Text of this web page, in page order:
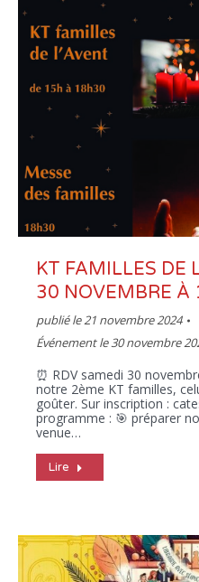
KT FAMILLES DE
30 NOVEMBRE À
publié le21 novembre 2024
Événement le 30 novembre
⏰ RDV samedi 30
notre 2ème KT familles,
goûter. Sur inscription :
programme : 🎯 préparer
venue…
Lire